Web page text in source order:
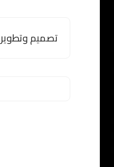
تصميم وتطوير